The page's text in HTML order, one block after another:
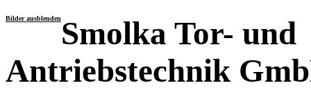
Bilder ausblendenSmolka Tor- und
Antriebstechnik